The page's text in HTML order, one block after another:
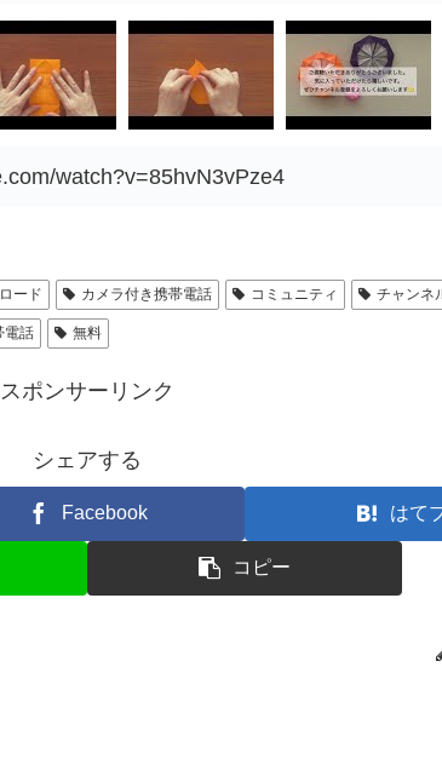
watch?v=85hvN3vPze4
ード カメラ付き携帯電話 コミュニティ チャンネ
電話 無料
スポンサーリンク
シェアする
Facebook はて
コピー